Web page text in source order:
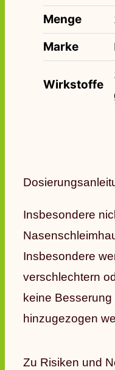
Menge
Marke
Wirkstoffe
Insbesondere
Insbesondere
verschlechtern
keine
hinzugezogen
Zu Risiken und